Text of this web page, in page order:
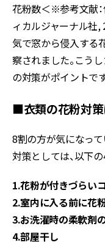
花粉数＜※参考文献
ィカルジャーナル社,
気で窓から侵入する
察されました。こう
の対策がポイントで
■衣類の花粉対
8割の方が気になっ
対策としては、以下
1.花粉が付きづらい
2.室内に入る前に花
3.お洗濯時の柔軟剤
4.部屋干し